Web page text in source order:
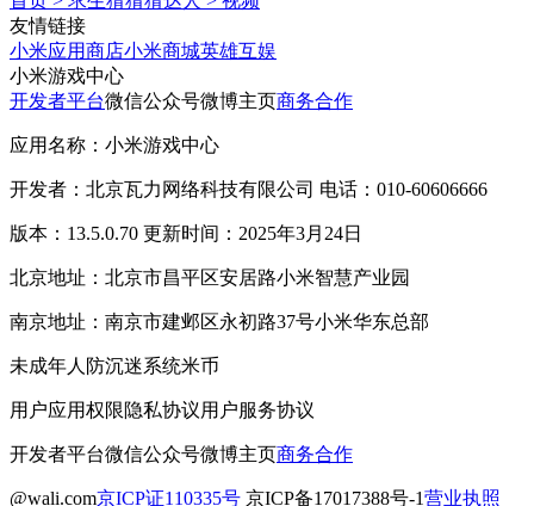
友情链接
小米应用商店小米商城英雄互娱
小米游戏中心
开发者平台微信公众号微博主页商务合作
应用名称：小米游戏中心
开发者：北京瓦力网络科技有限公司 电话：010-60606666
版本：13.5.0.70 更新时间：2025年3月24日
北京地址：北京市昌平区安居路小米智慧产业园
南京地址：南京市建邺区永初路37号小米华东总部
未成年人防沉迷系统米币
用户应用权限隐私协议用户服务协议
开发者平台微信公众号微博主页商务合作
@wali.com京ICP证110335号 京ICP备17017388号-1营业执照